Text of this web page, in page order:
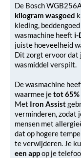
De Bosch
kilogram wasgoed
kleding,
wasmachine heeft i-
juiste hoeveelheid
Dit zorgt ervoor dat
wasmiddel verspilt.
De wasmachine
waarmee jetot
Met Iron Assist
verminderen, zodat
mensen met
dat op hogere
te verwijderen. Je
een appop je